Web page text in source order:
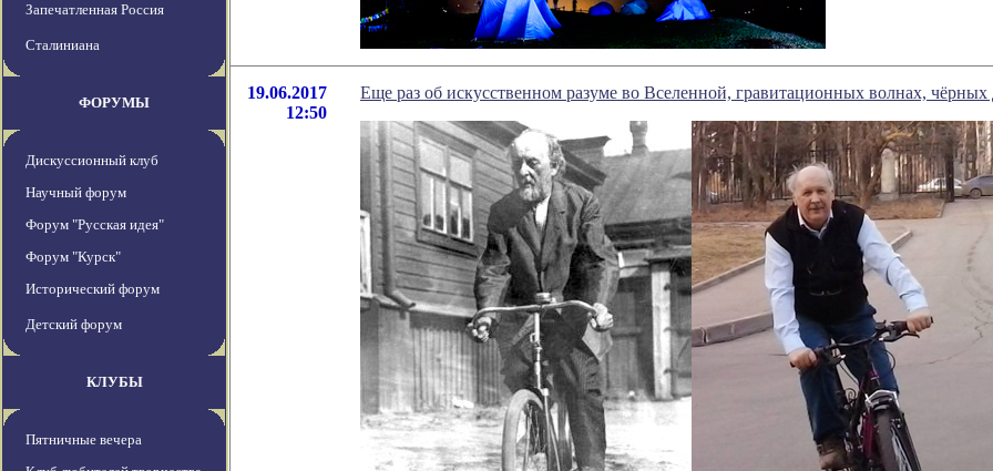
Запечатленная Россия
Сталиниана
ФОРУМЫ
Дискуссионный клуб
Научный форум
Форум "Русская идея"
Форум "Курск"
Исторический форум
Детский форум
КЛУБЫ
Пятничные вечера
19.06.2017
12:50
Еще раз об искусственном разуме во Вселенной, гравитационных волнах,